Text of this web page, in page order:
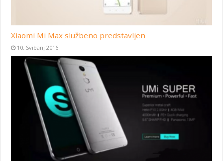
Xiaomi Mi Max službeno predstavljen
10. Svibanj 2016